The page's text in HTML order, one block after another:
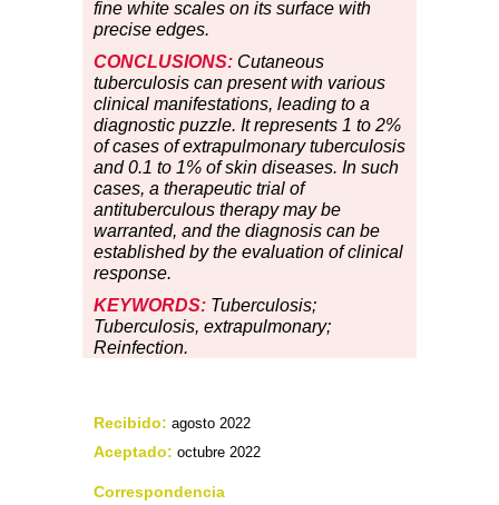
fine white scales on its surface with
precise edges.
CONCLUSIONS: Cutaneous
tuberculosis can present with various
clinical manifestations, leading to a
diagnostic puzzle. It represents 1 to 2%
of cases of extrapulmonary tuberculosis
and 0.1 to 1% of skin diseases. In such
cases, a therapeutic trial of
antituberculous therapy may be
warranted, and the diagnosis can be
established by the evaluation of clinical
response.
KEYWORDS: Tuberculosis;
Tuberculosis, extrapulmonary;
Reinfection.
Recibido: agosto 2022
Aceptado: octubre 2022
Correspondencia